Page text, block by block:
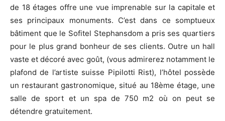
de 18 étages offre une vue imprenable sur la capitale et
ses principaux monuments. C’est dans ce somptueux
bâtiment que le Sofitel Stephansdom a pris ses quartiers
pour le plus grand bonheur de ses clients. Outre un hall
vaste et décoré avec goût, (vous admirerez notamment le
plafond de l’artiste suisse Pipilotti Rist), l’hôtel possède
un restaurant gastronomique, situé au 18ème étage, une
salle de sport et un spa de 750 m2 où on peut se
détendre gratuitement.